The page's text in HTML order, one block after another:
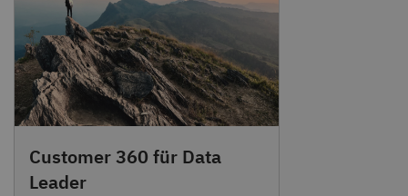
Customer 360 für Data
Leader